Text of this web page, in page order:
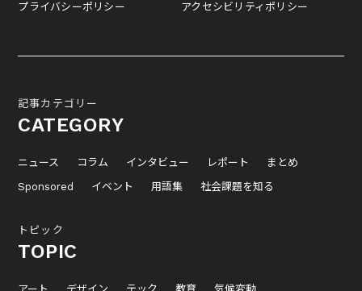
プライバシーポリシー アクセシビリティポリシー
記事カテゴリー
CATEGORY
ニュース コラム インタビュー レポート
まとめ
Sponsored
イベント 用語集 社会課題を知る
トピック
TOPIC